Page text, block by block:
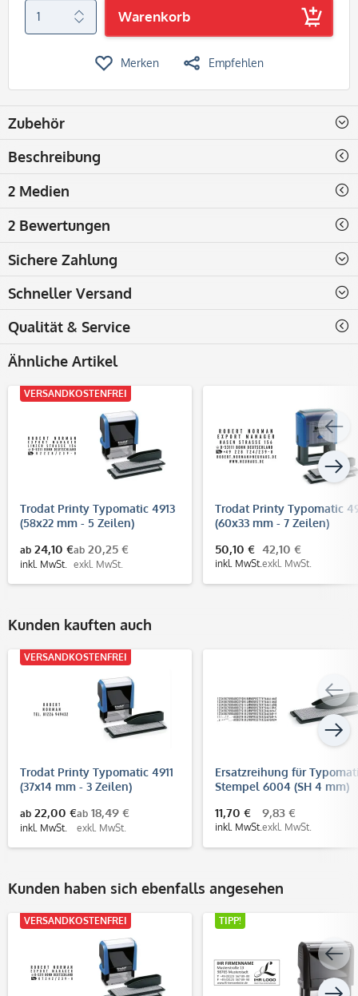
Warenkorb
Merken Empfehlen
Zubehör
Beschreibung
2 Medien
2 Bewertungen
Sichere Zahlung
Schneller Versand
Qualität & Service
Ähnliche Artikel
VERSANDKOSTENFREI
Trodat Printy Typomatic 4913
(58x22 mm - 5 Zeilen)
ab 24,10 €
inkl. MwSt.
ab 20,25 €
exkl. MwSt.
Trodat Printy Typomatic
(60x33 mm - 7 Zeilen)
50,10 €
inkl. MwSt.
42,10 €
exkl. MwSt.
Kunden kauften auch
VERSANDKOSTENFREI
Trodat Printy Typomatic 4911
(37x14 mm - 3 Zeilen)
ab 22,00 €
inkl. MwSt.
ab 18,49 €
exkl. MwSt.
Ersatzreihung für
Stempel 6004 (SH 4 mm)
11,70 €
inkl. MwSt.
9,83 €
exkl. MwSt.
Kunden haben sich ebenfalls angesehen
VERSANDKOSTENFREI TIPP!